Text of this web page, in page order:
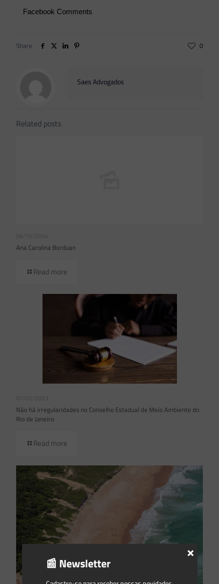
Facebook Comments
Share 0
Saes Advogados
Related posts
06/10/2024
Ana Carolina Borduan
Read more
07/02/2023
Não há irregularidades no Conselho Estadual de Meio Ambiente do
Rio de Janeiro
Read more
📰 Newsletter
×